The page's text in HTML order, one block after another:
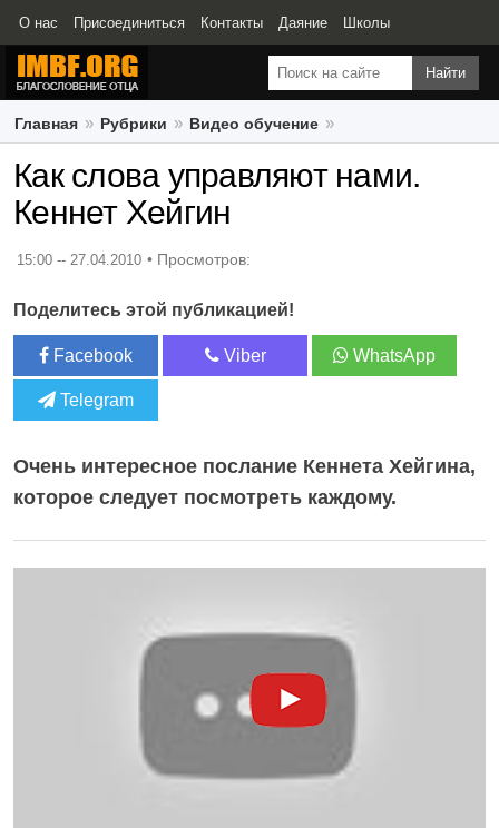
О нас Присоединиться Контакты Даяние Школы
Свидетельства
Главная Рубрики Видео обучение
Как слова управляют нами. Кеннет Хейгин
Как слова управляют нами.
Кеннет Хейгин
15:00 -- 27.04.2010
Поделитесь этой публикацией!
Facebook Viber WhatsApp
Telegram
Очень интересное послание Кеннета Хейгина,
которое следует посмотреть каждому.